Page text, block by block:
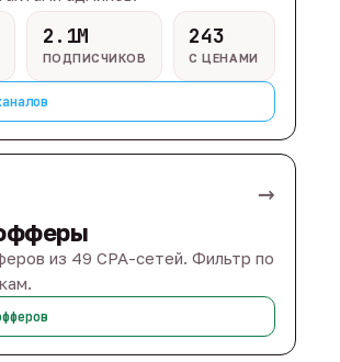
2.1M
ПОДПИСЧИКОВ
243
С ЦЕНАМИ
→
из 49 CPA-сетей. Фильтр по